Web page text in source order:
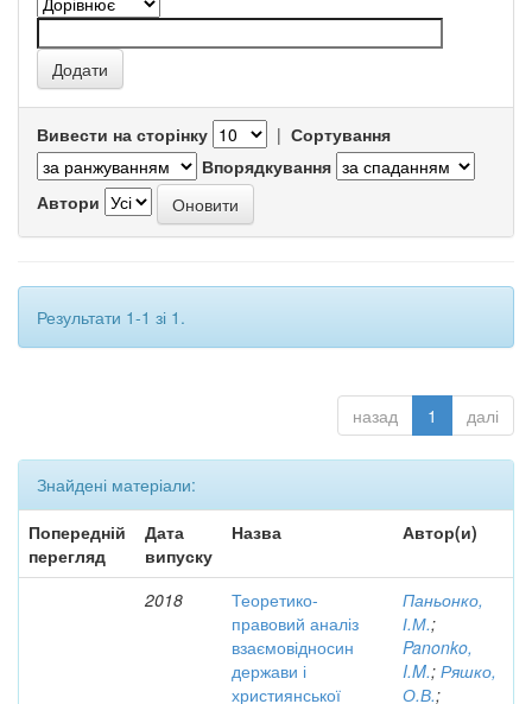
Вивести на сторінку | Сортування
Впорядкування
Автори
Результати 1-1 зі 1.
назад 1 далі
Знайдені матеріали:
Попередній
перегляд
Дата
випуску
Назва Автор(и)
2018
Теоретико-
правовий аналіз
взаємовідносин
держави і
християнської
Паньонко,
І.М.;
Panonko,
I.M.; Ряшко,
О.В.;